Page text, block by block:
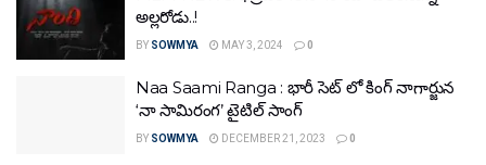
అల్లరోడు..!
BY SOWMYA MAY 3, 2024 0
Naa Saami Ranga : భారీ సెట్ లో కింగ్ నాగార్జున
‘నా సామిరంగ’ టైటిల్ సాంగ్
BY SOWMYA DECEMBER 21, 2023 0